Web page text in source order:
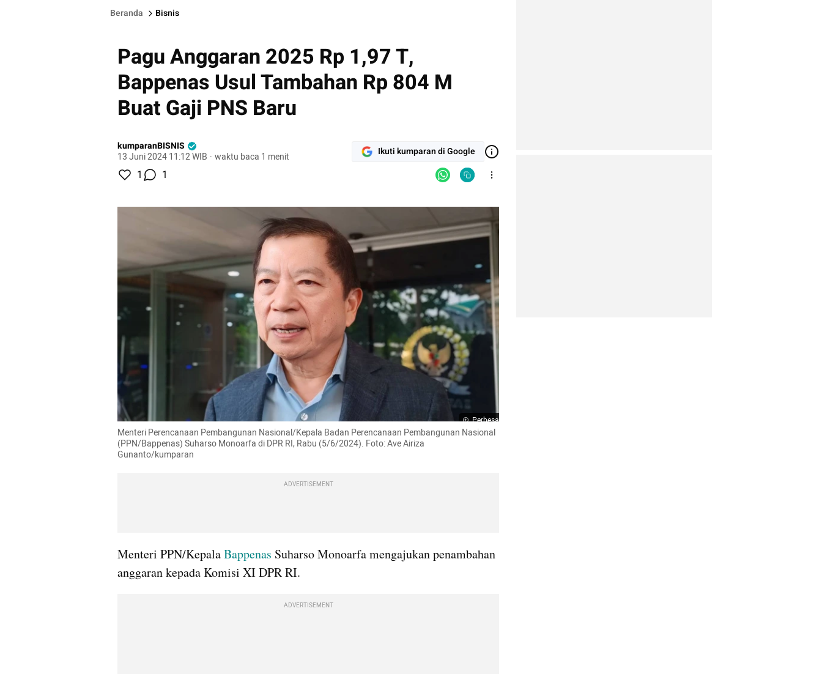
Beranda Bisnis
Pagu Anggaran 2025 Rp 1,97 T,
Bappenas Usul Tambahan Rp 804 M
Buat Gaji PNS Baru
kumparanBISNIS
13 Juni 2024 11:12 WIB · waktu baca 1 menit Ikuti kumparan di Google
1 1
Perbesar
Menteri Perencanaan Pembangunan Nasional/Kepala Badan Perencanaan Pembangunan Nasional
(PPN/Bappenas) Suharso Monoarfa di DPR RI, Rabu (5/6/2024). Foto: Ave Airiza
Gunanto/kumparan
ADVERTISEMENT
Menteri PPN/Kepala Bappenas Suharso Monoarfa mengajukan penambahan
anggaran kepada Komisi XI DPR RI.
ADVERTISEMENT